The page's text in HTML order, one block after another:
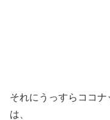
それにうっすらココ
は、